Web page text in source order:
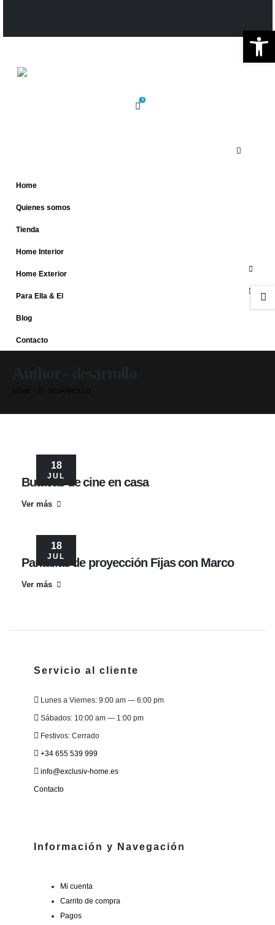
0
Home
Quienes somos
Tienda
Home Interior
Home Exterior
Para Ella & El
Blog
Contacto
18
JUL
Butacas de cine en casa
Ver más
18
JUL
Pantallas de proyección Fijas con Marco
Ver más
Servicio al cliente
Lunes a Viernes: 9:00 am — 6:00 pm
Sábados: 10:00 am — 1:00 pm
Festivos: Cerrado
+34 655 539 999
info@exclusiv-home.es
Contacto
Información y Navegación
Mi cuenta
Carrito de compra
Pagos